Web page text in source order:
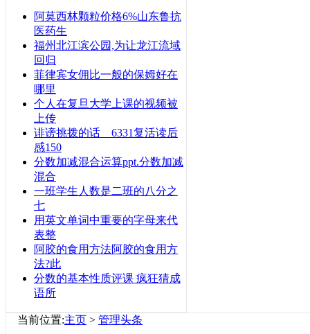
阿莫西林颗粒价格6%山东鲁抗
医药生
福州北江滨公园,为让龙江流域
回归
菲律宾女佣比一般的保姆好在
哪里
个人在复旦大学上课的视频被
上传
诽谤挑拨的话 6331复活读后
感150
分数加减混合运算ppt.分数加减
混合
一班学生人数是二班的八分之
七
用英文单词中重要的字母来代
表整
阿胶的食用方法阿胶的食用方
法?此
分数的基本性质评课 疯狂猜成
语所
当前位置:主页 > 管理头条